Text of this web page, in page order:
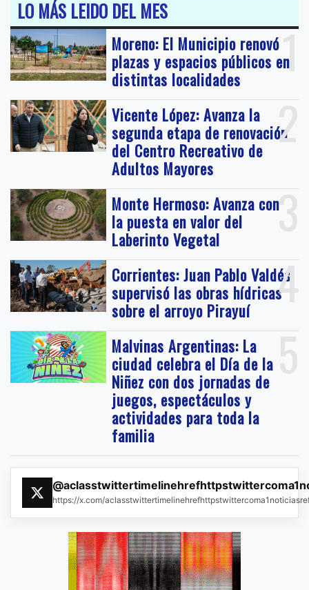
LO MÁS LEIDO DEL MES
1
Moreno: El Municipio renovó
plazas y espacios públicos en
distintas localidades
2
Vicente López: Avanza la
segunda etapa de renovación
del Centro Recreativo de
Adultos Mayores
3
Monte Hermoso: Avanza con
la puesta en valor del
Laberinto Vegetal
4
Corrientes: Juan Pablo Valdés
supervisó las obras hídricas
sobre el arroyo Pirayuí
5
Malvinas Argentinas: La
ciudad celebra el Día de la
Niñez con dos jornadas de
juegos, espectáculos y
actividades para toda la
familia
https://x.com/